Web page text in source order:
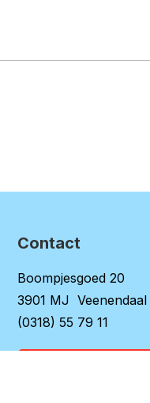
Contact
Boompjesgoed 20
3901 MJ Veenendaal
(0318) 55 79 11